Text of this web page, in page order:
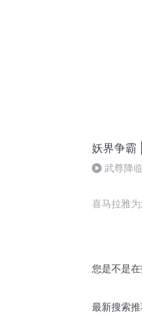
妖界争霸
武尊降
喜马拉雅
您是不是在
最新搜索推